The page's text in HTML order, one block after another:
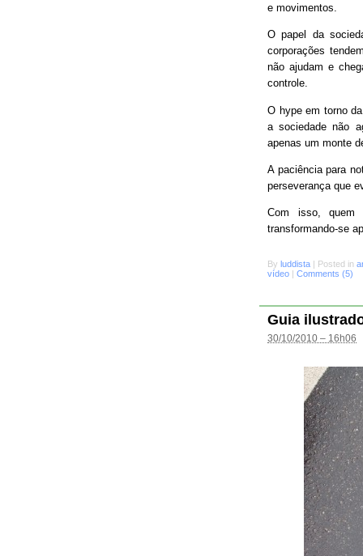
e movimentos.
O papel da
corporações
não ajudam e
controle.
O hype em torno
a sociedade não
apenas um monte
A paciência para
perseverança que
Com isso, quem
transformando-se
By luddista | Posted in
vídeo | Comments (5)
Guia
30/10/2010 – 16h06